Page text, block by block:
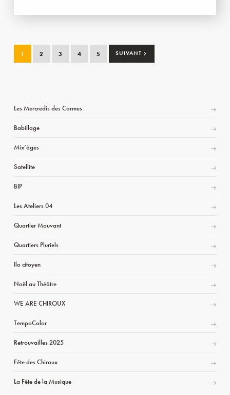
1 2 3 4 5 SUIVANT ›
Les Mercredis des Carmes
Babillage
Mix’âges
Satellite
BIP
Les Ateliers 04
Quartier Mouvant
Quartiers Pluriels
Ilo citoyen
Noël au Théâtre
WE ARE CHIROUX
TempoColor
Retrouvailles 2025
Fête des Chiroux
La Fête de la Musique